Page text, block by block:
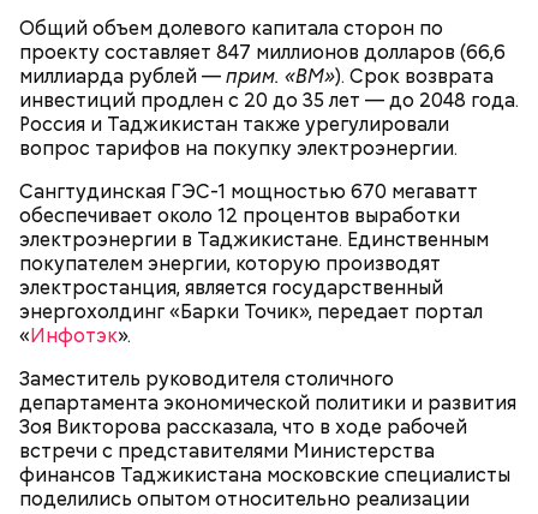
Общий объем долевого капитала сторон по
проекту составляет 847 миллионов долларов (66,6
миллиарда рублей —прим. «ВМ»). Срок возврата
инвестиций продлен с 20 до 35 лет — до 2048 года.
Россия и Таджикистан также урегулировали
вопрос тарифов на покупку электроэнергии.
Сангтудинская ГЭС-1 мощностью 670 мегаватт
обеспечивает около 12 процентов выработки
электроэнергии в Таджикистане. Единственным
покупателем энергии, которую производят
электростанция, является государственный
энергохолдинг «Барки Точик», передает портал
«Инфотэк».
Заместитель руководителя столичного
департамента экономической политики и развития
Зоя Викторова рассказала, что в ходе рабочей
встречи с представителями Министерства
финансов Таджикистана московские специалисты
поделились опытом относительно реализации
Как Цуркова призналась в работе на
спецслужбы
иракском телеканале «Аль-Рабиа».